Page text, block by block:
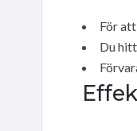
För
Du